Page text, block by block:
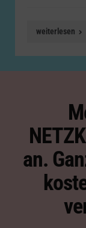
weiterlesen
an.